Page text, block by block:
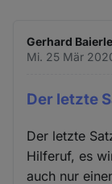
Gerhard
Mi. 25 Mär
Der letzte
Der letzte
Hilferuf, es
auch nur